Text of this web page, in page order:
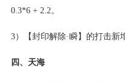
0.3*6 + 2.2。
3）【封印解除·瞬】的打击新
四、天海